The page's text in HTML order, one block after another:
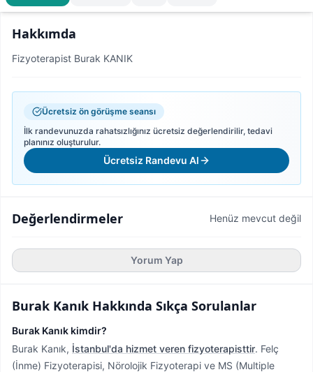
Hakkımda
Fizyoterapist Burak KANIK
Ücretsiz ön görüşme seansı
İlk randevunuzda rahatsızlığınız ücretsiz değerlendirilir, tedavi
planınız oluşturulur.
Ücretsiz Randevu Al
Değerlendirmeler Henüz mevcut değil
Yorum Yap
Burak Kanık Hakkında Sıkça Sorulanlar
Burak Kanık kimdir?
Burak Kanık, İstanbul'da hizmet veren fizyoterapisttir. Felç
(İnme) Fizyoterapisi, Nörolojik Fizyoterapi ve MS (Multiple